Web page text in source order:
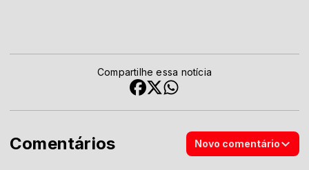
Compartilhe essa notícia
Comentários Novo comentário